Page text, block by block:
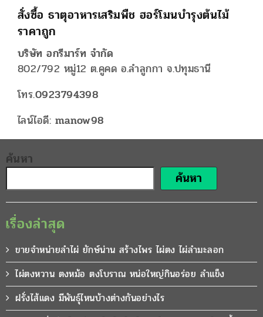
สั่งซื้อ ธาตุอาหารเสริมพืช ฮอร์โมนบำรุงต้นไม้
ราคาถูก
บริษัท อกรีมาร์ท จำกัด
802/792 หมู่12 ต.คูคด อ.ลำลูกกา จ.ปทุมธานี
โทร.0923794398
ไลน์ไอดี: manow98
ค้นหา
ค้นหา
เรื่องล่าสุด
ขายจำหน่ายลำไผ่ ยักษ์น่าน สร้างไพร ไผ่ตง ไผ่ลำมะลอก
ไผ่ตงหวาน ตงหม้อ ตงโบราณ หน่อใหญ่กินอร่อย ลำแข็ง
ฝรั่งไส้แดง มีพันธุ์ไหนบ้างต่างกันอย่างไร